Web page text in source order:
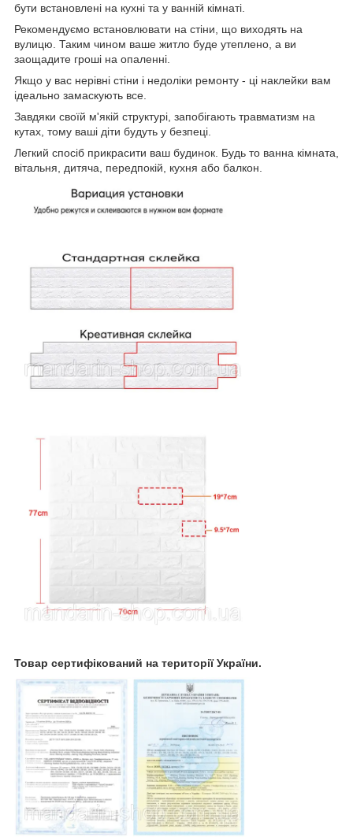
бути встановлені на кухні та у ванній кімнаті.
Рекомендуємо встановлювати на стіни, що виходять на
вулицю. Таким чином ваше житло буде утеплено, а ви
заощадите гроші на опаленні.
Якщо у вас нерівні стіни і недоліки ремонту - ці наклейки вам
ідеально замаскують все.
Завдяки своїй м'якій структурі, запобігають травматизм на
кутах, тому ваші діти будуть у безпеці.
Легкий спосіб прикрасити ваш будинок. Будь то ванна кімната,
вітальня, дитяча, передпокій, кухня або балкон.
Товар сертифікований на території України.